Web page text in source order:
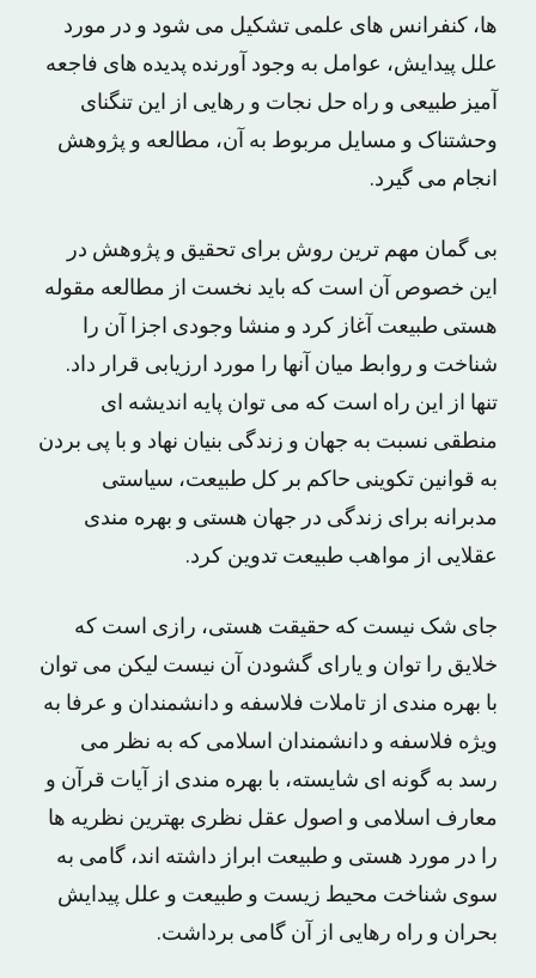
‌ها، کنفرانس ‌های‌ علمی‌ تشکیل‌ می ‌شود و در مورد
علل‌ پیدایش‌، عوامل‌ به‌ وجود آورنده‌ پدیده‌ های‌ فاجعه‌
آمیز طبیعی‌ و راه‌ حل‌ نجات‌ و رهایی‌ از این‌ تنگنای‌
وحشتناک و مسایل‌ مربوط‌ به‌ آن‌، مطالعه‌ و پژوهش‌
انجام‌ می ‌گیرد.
بی ‌گمان‌ مهم ترین‌ روش‌ برای‌ تحقیق‌ و پژوهش‌ در
این‌ خصوص‌ آن‌ است‌ که‌ باید نخست‌ از مطالعه‌ مقوله‌
هستی‌ طبیعت‌ آغاز کرد و منشا وجودی‌ اجزا آن‌ را
شناخت‌ و روابط‌ میان‌ آنها را مورد ارزیابی‌ قرار داد.
تنها از این‌ راه‌ است‌ که‌ می ‌توان‌ پایه‌ اندیشه ای‌
منطقی‌ نسبت‌ به‌ جهان‌ و زندگی‌ بنیان‌ نهاد و با پی‌ بردن‌
به‌ قوانین‌ تکوینی‌ حاکم‌ بر کل‌ طبیعت‌، سیاستی‌
مدبرانه‌ برای‌ زندگی‌ در جهان‌ هستی‌ و بهره ‌مندی‌
عقلایی‌ از مواهب‌ طبیعت‌ تدوین‌ کرد.
جای‌ شک‌ نیست‌ که‌ حقیقت‌ هستی‌، رازی‌ است‌ که‌
خلایق‌ را توان‌ و یارای‌ گشودن‌ آن‌ نیست‌ لیکن‌ می ‌توان‌
با بهره‌ مندی‌ از تاملات فلاسفه‌ و دانشمندان‌ و عرفا به‌
ویژه‌ فلاسفه‌ و دانشمندان‌ اسلامی‌ که‌ به‌ نظر می
‌رسد به‌ گونه ‌ای‌ شایسته‌، با بهره‌ مندی‌ از آیات‌ قرآن‌ و
معارف‌ اسلامی‌ و اصول‌ عقل‌ نظری‌ بهترین‌ نظریه‌ ها
را در مورد هستی‌ و طبیعت‌ ابراز داشته ‌اند، گامی‌ به‌
سوی‌ شناخت‌ محیط‌ زیست‌ و طبیعت‌ و علل‌ پیدایش‌
بحران‌ و راه‌ رهایی‌ از آن‌ گامی‌ برداشت‌.